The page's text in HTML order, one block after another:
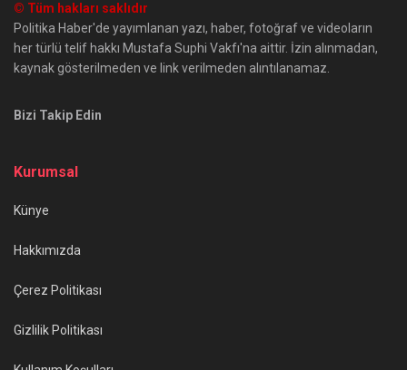
© Tüm hakları saklıdır
Politika Haber'de yayımlanan yazı, haber, fotoğraf ve videoların
her türlü telif hakkı Mustafa Suphi Vakfı'na aittir. İzin alınmadan,
kaynak gösterilmeden ve link verilmeden alıntılanamaz.
Bizi Takip Edin
Kurumsal
Künye
Hakkımızda
Çerez Politikası
Gizlilik Politikası